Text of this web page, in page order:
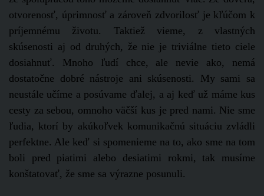
otvorenosť, úprimnosť a zároveň zdvorilosť je kľúčom k
príjemnému životu. Taktiež vieme, z vlastných
skúsenosti aj od druhých, že nie je triviálne tieto ciele
dosiahnuť. Mnoho ľudí chce, ale nevie ako, nemá
dostatočne dobré nástroje ani skúsenosti. My sami sa
neustále učíme a posúvame ďalej, a aj keď už máme kus
cesty za sebou, omnoho väčší kus je pred nami. Nie sme
ľudia, ktorí by akúkoľvek komunikačnú situáciu zvládli
perfektne. Ale keď si spomenieme na to, ako sme na tom
boli pred piatimi alebo desiatimi rokmi, tak musíme
konštatovať, že sme sa výrazne posunuli.